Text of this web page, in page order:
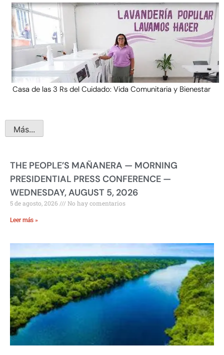
Casa de las 3 Rs del Cuidado: Vida Comunitaria y Bienestar
Más...
THE PEOPLE’S MAÑANERA — MORNING
PRESIDENTIAL PRESS CONFERENCE —
WEDNESDAY, AUGUST 5, 2026
5 de agosto, 2026 No hay comentarios
Leer más »